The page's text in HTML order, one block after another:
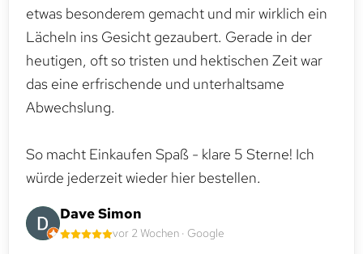
etwas besonderem gemacht und mir wirklich ein
Lächeln ins Gesicht gezaubert. Gerade in der
heutigen, oft so tristen und hektischen Zeit war
das eine erfrischende und unterhaltsame
Abwechslung.
So macht Einkaufen Spaß - klare 5 Sterne! Ich
würde jederzeit wieder hier bestellen.
Dave Simon
vor 2 Wochen · Google